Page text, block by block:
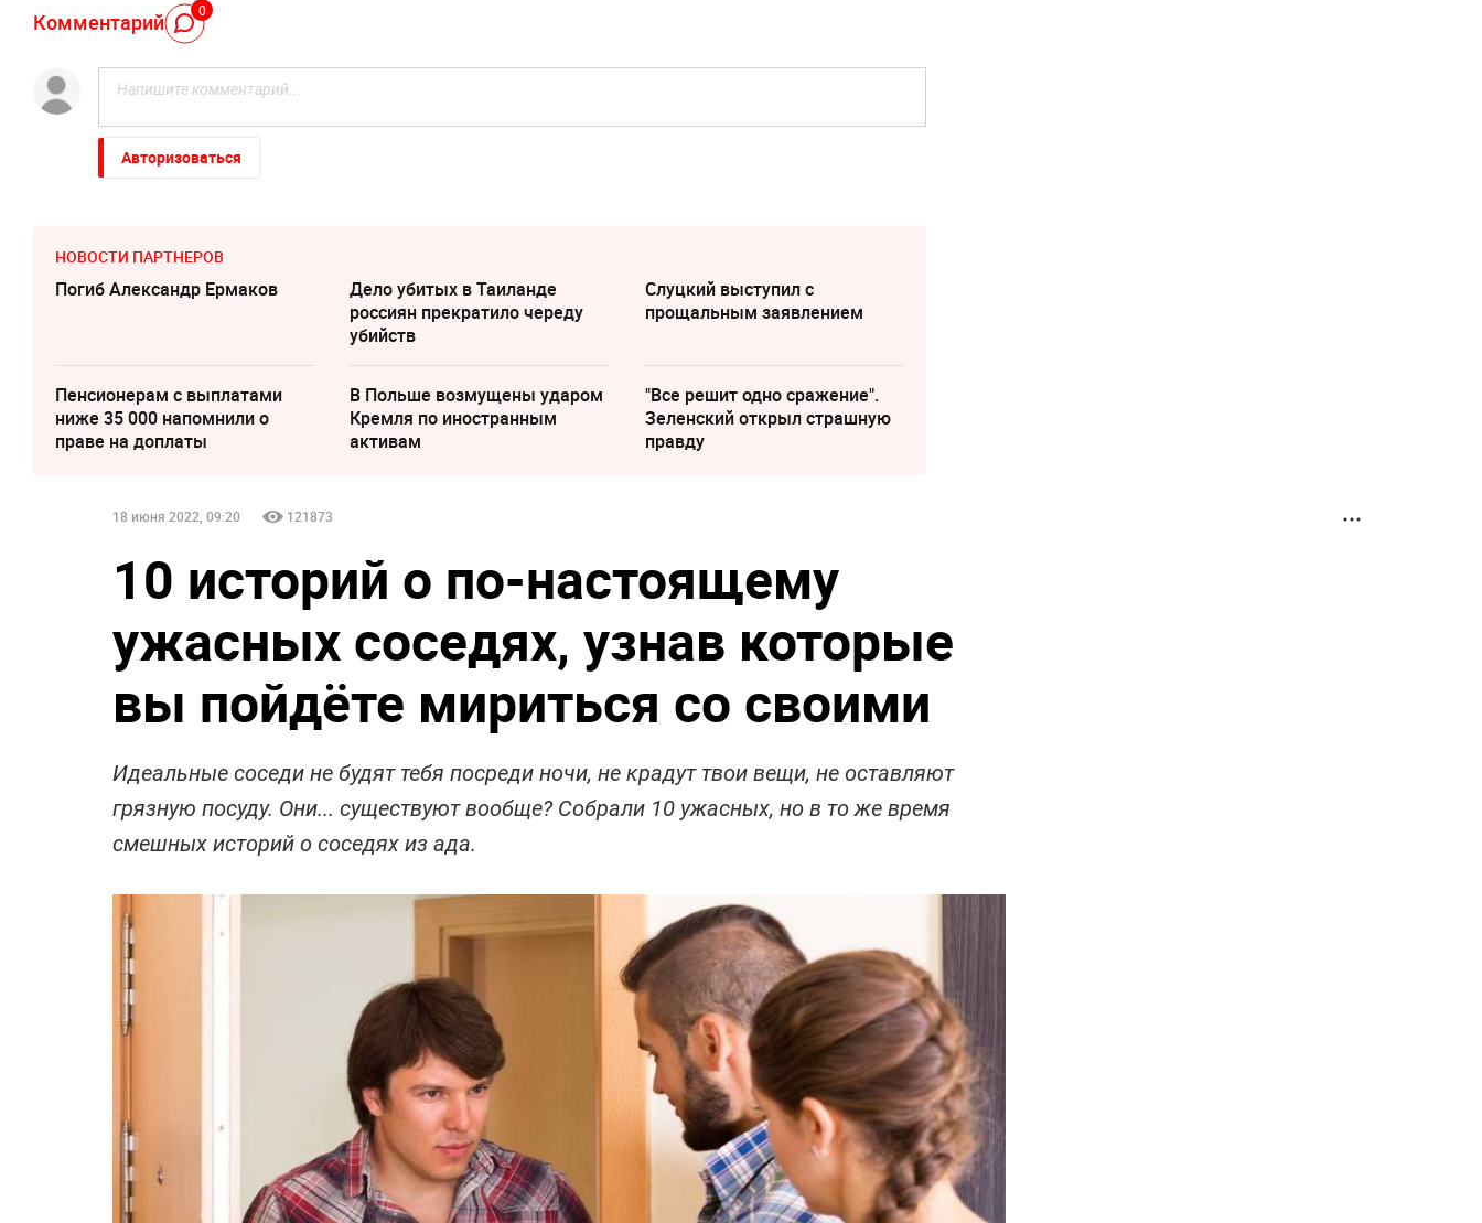
Комментарий 0
Авторизоваться
НОВОСТИ ПАРТНЕРОВ
Погиб Александр Ермаков
Дело убитых в Таиланде
россиян прекратило череду
убийств
Слуцкий выступил с
прощальным заявлением
Пенсионерам с выплатами
ниже 35 000 напомнили о
праве на доплаты
В Польше возмущены ударом
Кремля по иностранным
активам
"Все решит одно сражение".
Зеленский открыл страшную
правду
18 июня 2022, 09:20 121873
10 историй о по-настоящему
ужасных соседях, узнав которые
вы пойдёте мириться со своими
Идеальные соседи не будят тебя посреди ночи, не крадут твои вещи, не оставляют
грязную посуду. Они... существуют вообще? Собрали 10 ужасных, но в то же время
смешных историй о соседях из ада.